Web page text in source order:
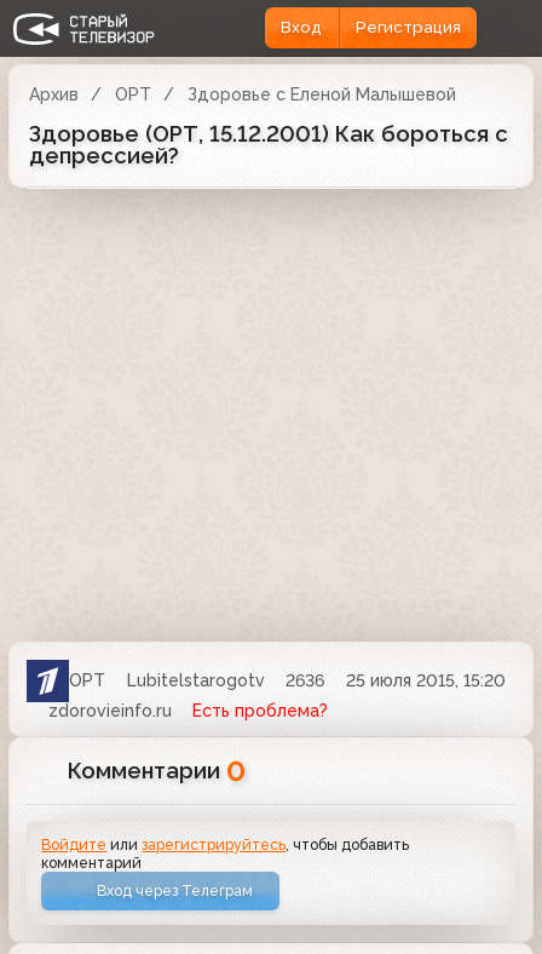
Вход Регистрация
Архив ОРТ Здоровье с Еленой Малышевой
Здоровье (ОРТ, 15.12.2001) Как бороться с
депрессией?
ОРТ Lubitelstarogotv 2636
25 июля 2015, 15:20
zdorovieinfo.ru
Есть проблема?
Комментарии 0
Войдите илизарегистрируйтесь , чтобы добавить
комментарий
Вход через Телеграм